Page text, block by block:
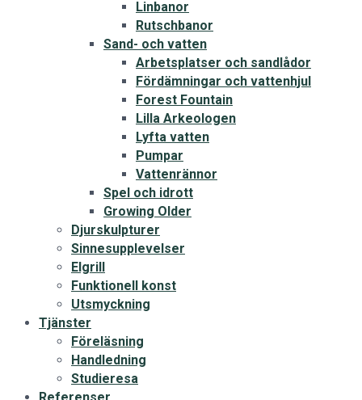
Linbanor
Rutschbanor
Sand- och vatten
Arbetsplatser och sandlådor
Fördämningar och vattenhjul
Forest Fountain
Lilla Arkeologen
Lyfta vatten
Pumpar
Vattenrännor
Spel och idrott
Growing Older
Djurskulpturer
Sinnesupplevelser
Elgrill
Funktionell konst
Utsmyckning
Tjänster
Föreläsning
Handledning
Studieresa